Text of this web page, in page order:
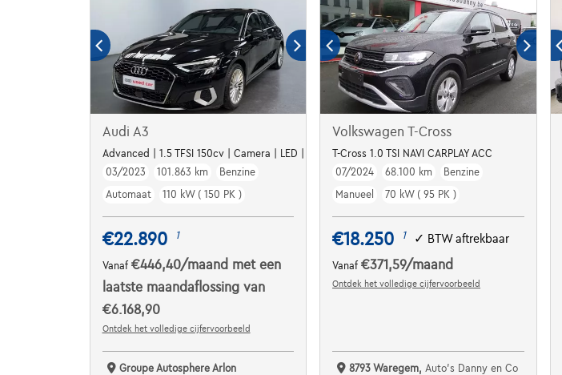
Audi A3
Advanced | 1.5 TFSI 150cv | Camera | LED | Carplay | Attache
03/2023
101.863 km
Benzine
Automaat
110 kW ( 150 PK )
€22.890 1
Vanaf €446,40/maand met een
laatste maandaflossing van
€6.168,90
Ontdek het volledige cijfervoorbeeld
Groupe Autosphere Arlon
Volkswagen T-Cross
T-Cross 1.0 TSI NAVI CARPLAY ACC
07/2024
68.100 km
Benzine
Manueel
70 kW ( 95 PK )
€18.250 1 ✓ BTW aftrekbaar
Vanaf€371,59/maand
Ontdek het volledige cijfervoorbeeld
8793 Waregem, Auto's Danny en Co